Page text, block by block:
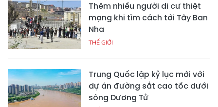
Thêm nhiều người di cư thiệt
mạng khi tìm cách tới Tây Ban
Nha
THẾ GIỚI
Trung Quốc lập kỷ lục mới với
dự án đường sắt cao tốc dưới
sông Dương Tử